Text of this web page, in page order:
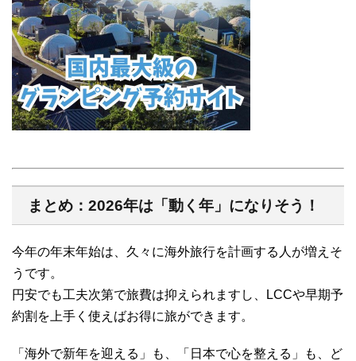
まとめ：2026年は「動く年」になりそう！
今年の年末年始は、久々に海外旅行を計画する人が増えそ
うです。
円安でも工夫次第で旅費は抑えられますし、LCCや早期予
約割を上手く使えばお得に旅ができます。
「海外で新年を迎える」も、「日本で心を整える」も、ど